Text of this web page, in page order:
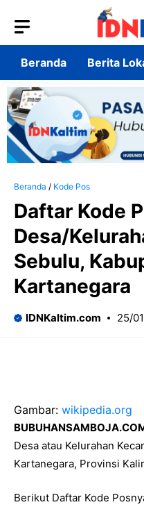
isi
Beranda
Berita
Beranda / Kode Pos
Daftar Kode
Desa/
Sebulu,
Kartanegara
IDNKaltim.com 25/
Gambar: wikipedia.org
Desa atau Kelurahan
Kartanegara, Provinsi
Berikut Daftar Kode